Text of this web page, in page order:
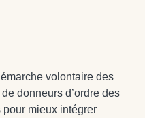
volontaire des
donneurs d’ordre des
mieux intégrer